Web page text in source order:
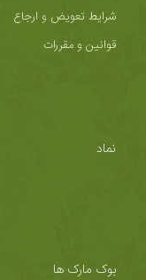
شرایط تعویض و ارجاع
قوانین و مقررات
نماد
بوک مارک ها